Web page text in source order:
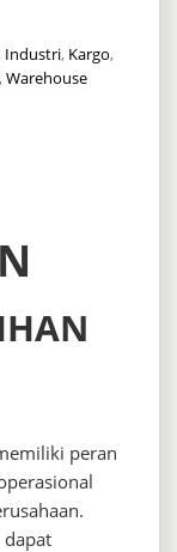
Industri, Kargo,
,Warehouse
peran